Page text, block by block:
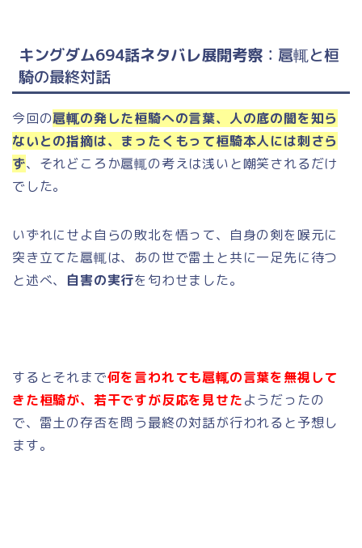
キングダム694話ネタバレ展開考察 ： 扈輒と桓
騎の最終対話
今回の扈輒の発した桓騎への言葉、 人の底の闇を知ら
ないとの指摘は、まったくもって桓騎本人には刺さら
ず、それどころか扈輒の考えは浅いと嘲笑されるだけ
でした。
いずれにせよ自らの敗北を悟って、自身の剣を喉元に
突き立てた扈輒は、あの世で雷土と共に一足先に待つ
と述べ、 自害の実行を匂わせました。
するとそれまで何を言われても扈輒の言葉を無視して
きた桓騎が、若干ですが反応を見せたようだったの
で、雷土の存否を問う最終の対話が行われると予想し
ます。